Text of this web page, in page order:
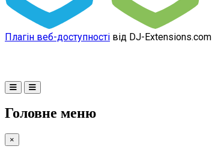
Плагін веб-доступності від DJ-Extensions.com
Головне меню
×